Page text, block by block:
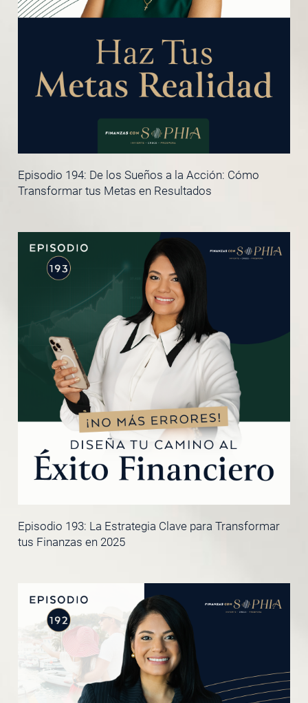
Episodio 194: De los Sueños a la Acción: Cómo
Transformar tus Metas en Resultados
Episodio 193: La Estrategia Clave para Transformar
tus Finanzas en 2025